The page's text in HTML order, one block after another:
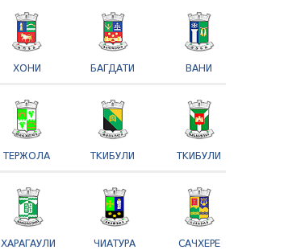
ХОНИ БАГДАТИ ВАНИ
ТЕРЖОЛА ТКИБУЛИ ТКИБУЛИ
ХАРАГАУЛИ ЧИАТУРА САЧХЕРЕ